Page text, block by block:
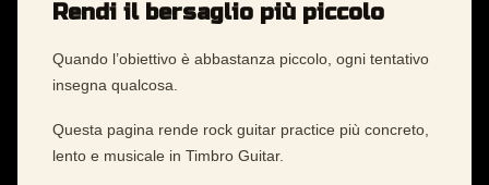
Rendi il bersaglio più piccolo
Quando l’obiettivo è abbastanza piccolo, ogni tentativo
insegna qualcosa.
Questa pagina rende rock guitar practice più concreto,
lento e musicale in Timbro Guitar.